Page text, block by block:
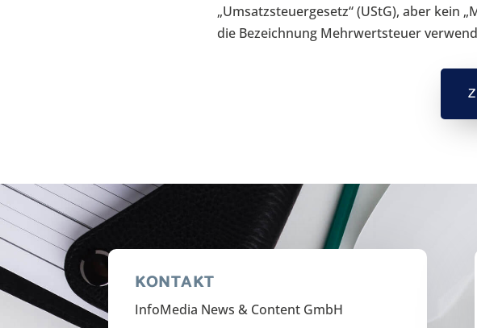
„Umsatzsteuergesetz“ (UStG), aber kein
die Bezeichnung Mehrwertsteuer
KONTAKT
InfoMedia News & Content GmbH